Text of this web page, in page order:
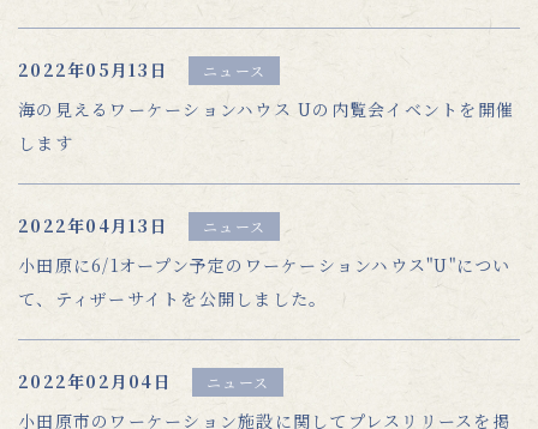
2022年05月13日 ニュース
海の見えるワーケーションハウス Uの内覧会イベントを開催
します
2022年04月13日 ニュース
小田原に6/1オープン予定のワーケーションハウス"U"につい
て、ティザーサイトを公開しました。
2022年02月04日 ニュース
小田原市のワーケーション施設に関してプレスリリースを掲